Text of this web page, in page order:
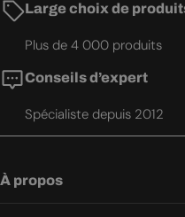
Large choix de
Plus de 4 000 produits
Conseils d’expert
Spécialiste depuis 2012
À propos